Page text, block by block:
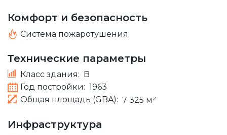
Комфорт и безопасность
Система пожаротушения:
Технические параметры
Класс здания:
B
Год постройки: 1963
Общая площадь (GBA): 7 325 м²
Инфраструктура